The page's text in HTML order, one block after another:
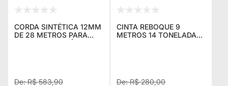
CORDA SINTÉTICA 12MM
DE 28 METROS PARA
GUINCHO DE ATÉ 12.000
R$ 583,90
CINTA REBOQUE 9
METROS 14 TONELADAS
R$ 280,00